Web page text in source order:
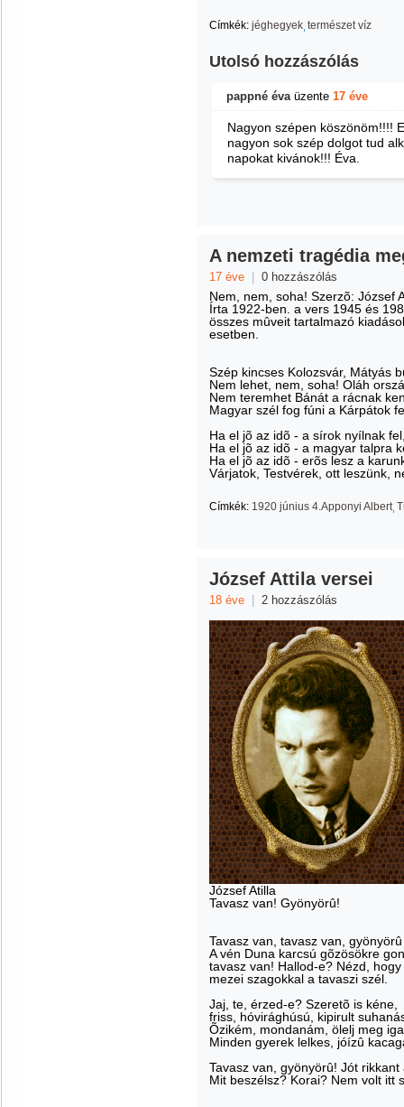
Címkék: jéghegyek természet víz
Utolsó hozzászólás
pappné éva üzente 17 éve
Nagyon szépen köszönöm!!!!
nagyon sok szép dolgot tud
napokat kivánok!!! Éva.
A nemzeti tragédia
17 éve | 0 hozzászólás
Nem, nem, soha! Szerzõ: József
Írta 1922-ben. a vers 1945 és
összes mûveit tartalmazó
esetben.
Szép kincses Kolozsvár, Mátyás
Nem lehet, nem, soha! Oláh
Nem teremhet Bánát a rácnak
Magyar szél fog fúni a Kárpátok
Ha el jõ az idõ - a sírok nyílnak
Ha el jõ az idõ - a magyar talpra
Ha el jõ az idõ - erõs lesz a
Várjatok, Testvérek, ott leszünk,
Címkék: 1920 június 4.Apponyi Albert
József Attila versei
18 éve | 2 hozzászólás
József Atilla
Tavasz van! Gyönyörû!
Tavasz van, tavasz van,
A vén Duna karcsú gõzösökre
tavasz van! Hallod-e? Nézd,
mezei szagokkal a tavaszi szél.
Jaj, te, érzed-e? Szeretõ is kéne,
friss, hóvirághúsú, kipirult
Õzikém, mondanám, ölelj meg
Minden gyerek lelkes, jóízû
Tavasz van, gyönyörû! Jót rikkant
Mit beszélsz? Korai? Nem volt itt